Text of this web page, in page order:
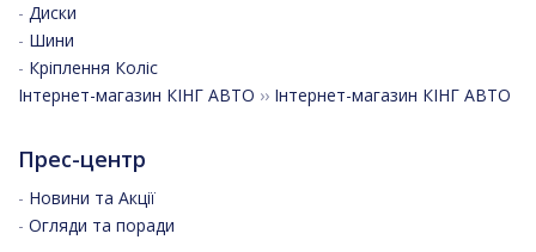
- Диски
- Шини
- Кріплення Коліс
Інтернет-магазин КІНГ АВТО ›› Інтернет-магазин КІНГ АВТО
Прес-центр
- Новини та Акції
- Огляди та поради